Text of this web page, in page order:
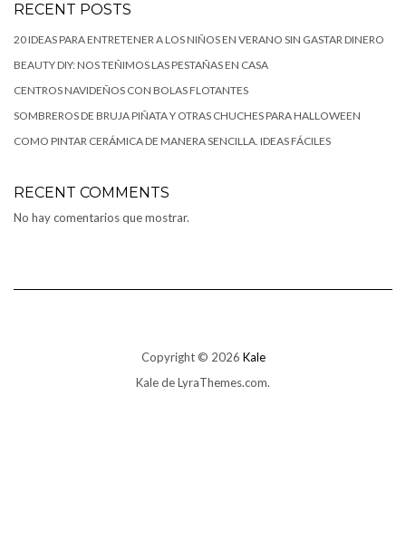
RECENT POSTS
20 IDEAS PARA ENTRETENER A LOS NIÑOS EN VERANO SIN GASTAR DINERO
BEAUTY DIY: NOS TEÑIMOS LAS PESTAÑAS EN CASA
CENTROS NAVIDEÑOS CON BOLAS FLOTANTES
SOMBREROS DE BRUJA PIÑATA Y OTRAS CHUCHES PARA HALLOWEEN
COMO PINTAR CERÁMICA DE MANERA SENCILLA. IDEAS FÁCILES
RECENT COMMENTS
No hay comentarios que mostrar.
Copyright © 2026 Kale
Kalede LyraThemes.com.